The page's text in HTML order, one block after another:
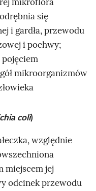
się
i gardła, przewodu
i pochwy;
mikroorganizmów
coli)
względnie
miejscem jej
odcinek przewodu